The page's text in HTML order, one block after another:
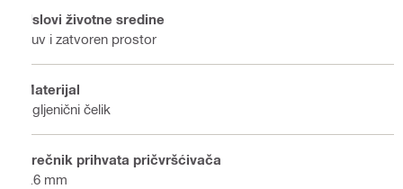
Uslovi životne sredine
Suv i zatvoren prostor
Materijal
Ugljenični čelik
Prečnik prihvata pričvršćivača
2.6 mm